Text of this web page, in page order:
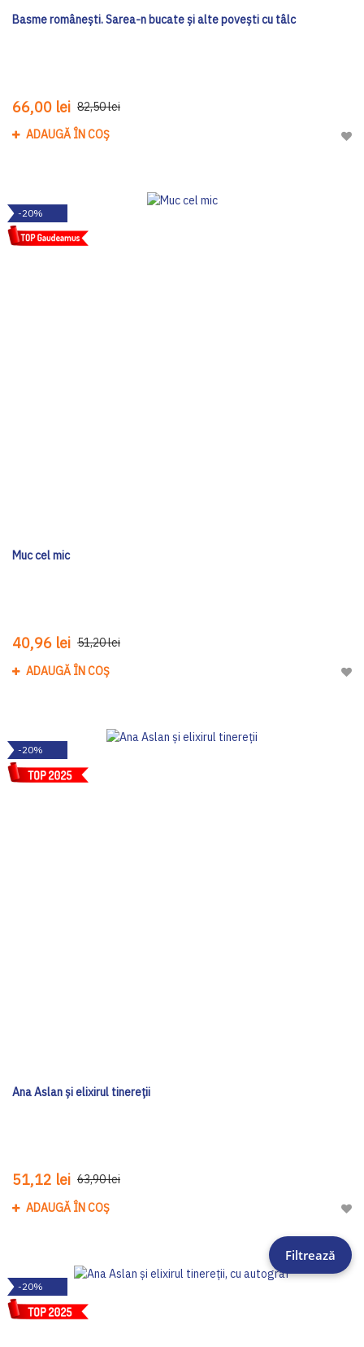
Basme românești. Sarea-n bucate și alte povești cu tâlc
66,00 lei 82,50 lei
ADAUGĂ ÎN COȘ
-20%
Muc cel mic
40,96 lei 51,20 lei
ADAUGĂ ÎN COȘ
-20%
Ana Aslan și elixirul tinereții
51,12 lei 63,90 lei
ADAUGĂ ÎN COȘ
-20%
Filtrează